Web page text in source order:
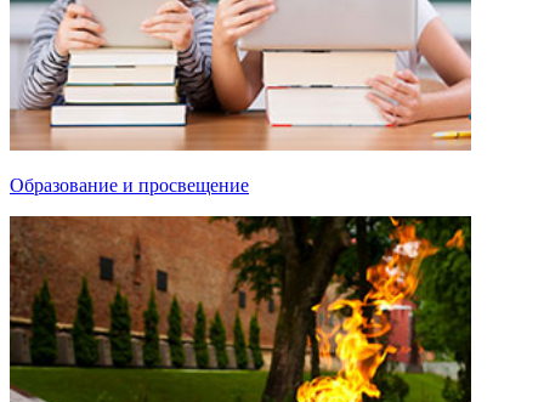
Образование и просвещение